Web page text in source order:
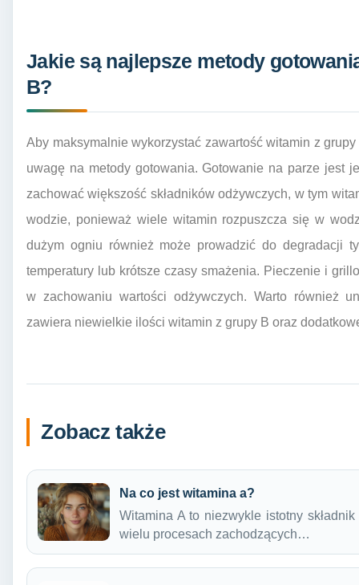
Jakie są najlepsze metody
B?
Aby maksymalnie wykorzystać zawartość witamin z
uwagę na metody gotowania. Gotowanie na parze jest
zachować większość składników odżywczych, w tym
wodzie, ponieważ wiele witamin rozpuszcza się w
dużym ogniu również może prowadzić do degradacji
temperatury lub krótsze czasy smażenia. Pieczenie i
w zachowaniu wartości odżywczych. Warto również
zawiera niewielkie ilości witamin z grupy B oraz
Zobacz także
Na co jest witamina a?
Witamina A to niezwykle istotny
wielu procesach zachodzących…